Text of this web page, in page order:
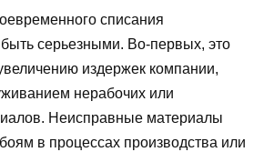
списания
серьезными. Во-первых, это
издержек компании,
нерабочих или
Неисправные материалы
в процессах производства или